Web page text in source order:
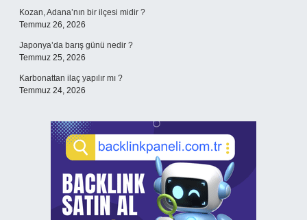
Kozan, Adana’nın bir ilçesi midir ?
Temmuz 26, 2026
Japonya’da barış günü nedir ?
Temmuz 25, 2026
Karbonattan ilaç yapılır mı ?
Temmuz 24, 2026